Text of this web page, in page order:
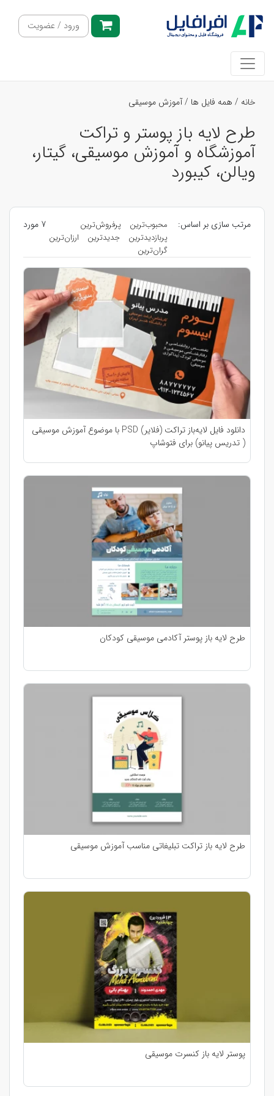
ورود / عضویت
خانه / همه فایل ها /آموزش موسیقی
طرح لایه باز پوستر و تراکت
آموزشگاه و آموزش موسیقی، گیتار،
ویالن، کیبورد
مرتب سازی بر اساس: محبوب‌ترین
پرفروش‌ترین
پربازدیدترین
جدیدترین
ارزان‌ترین
گران‌ترین
7 مورد
دانلود فایل لایه‌باز تراکت (فلایر) PSD با موضوع آموزش موسیقی
( تدریس پیانو) برای فتوشاپ
طرح لایه باز پوستر آکادمی موسیقی کودکان
طرح لایه باز تراکت تبلیغاتی مناسب آموزش موسیقی
پوستر لایه باز کنسرت موسیقی